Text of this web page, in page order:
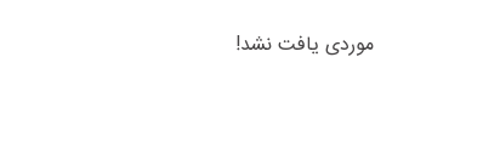
موردی یافت نشد!